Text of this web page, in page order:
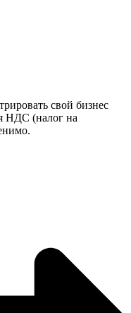
свой бизнес
НДС (налог на